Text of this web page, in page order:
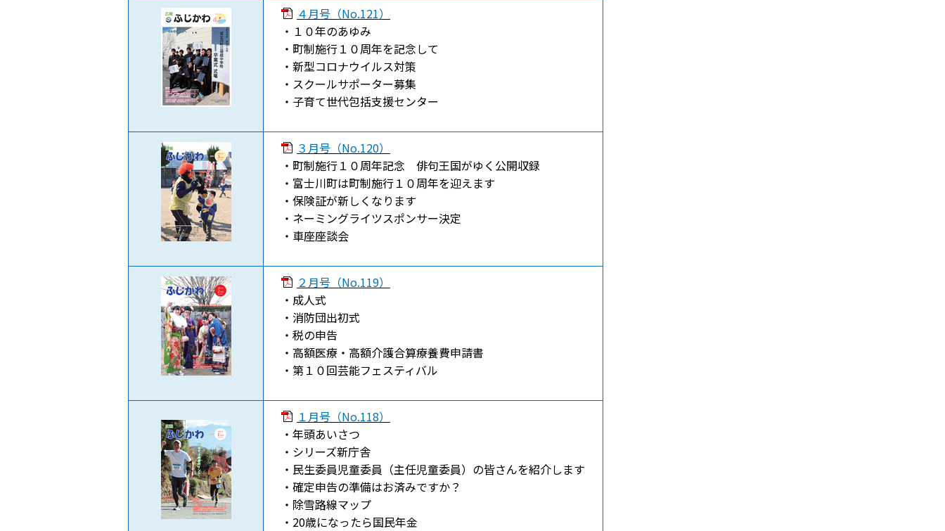
４月号（No.121）
・１０年のあゆみ
・町制施行１０周年を記念して
・新型コロナウイルス対策
・スクールサポーター募集
・子育て世代包括支援センター
３月号（No.120）
・町制施行１０周年記念 俳句王国がゆく公開収録
・富士川町は町制施行１０周年を迎えます
・保険証が新しくなります
・ネーミングライツスポンサー決定
・車座座談会
２月号（No.119）
・成人式
・消防団出初式
・税の申告
・高額医療・高額介護合算療養費申請書
・第１０回芸能フェスティバル
１月号（No.118）
・年頭あいさつ
・シリーズ新庁舎
・民生委員児童委員（主任児童委員）の皆さんを紹介します
・確定申告の準備はお済みですか？
・除雪路線マップ
・20歳になったら国民年金